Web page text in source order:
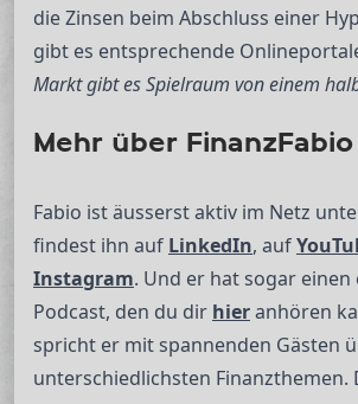
die Zinsen beim Abschluss einer
gibt es entsprechende
Markt gibt es Spielraum von einem
Mehr über FinanzFabio
Fabio ist äusserst aktiv im Netz
findest ihn auf LinkedIn, auf
Instagram. Und er hat sogar einen
Podcast, den du dir hieranhören
spricht er mit spannenden Gästen
unterschiedlichsten Finanzthemen.